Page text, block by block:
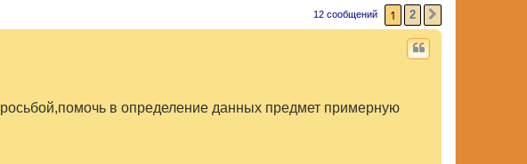
12 сообщений 1 2
в определение данных предмет примерную